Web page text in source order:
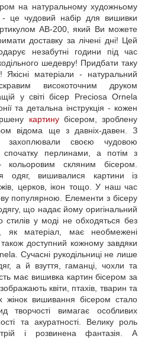
на натуральному художньому
це чудовий набір для вишивки
AB-200, який Ви можете
доставку за лічені дні! Цей
незабутні години під час
шедевру! Придбати таку
матеріали - натуральний
високоточним друком
у світі бісер Preciosa Ornela
та детальна інструкція - кожен
картинубісером, зроблену
відома ще з давніх-давен. З
захоплювали своєю чудовою
спочатку перлинами, а потім з
скляним бісером.
одяг, вишивалися картини із
церков, ікон тощо. У наш час
популярною. Елементи з бісеру
що надає йому оригінальний
у моді не обходяться без
як матеріал, має необмежені
доступний кожному завдяки
Сучасні рукодільниці не лише
а й взуття, гаманці, чохли та
має вишивка картин бісером за
квіти, птахів, тварин та
жінок вишивання бісером стало
вимагає особливих
та акуратності. Велику роль
і розвинена фантазія. А